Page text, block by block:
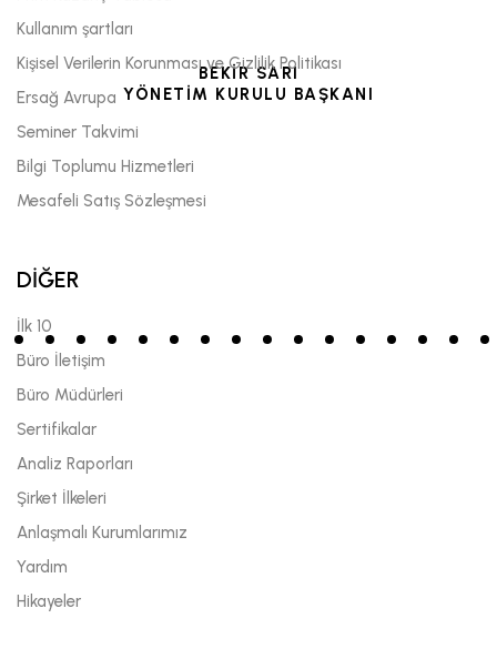
BEKİR SARI
YÖNETİM KURULU BAŞKANI
Kullanım şartları
Kişisel Verilerin Korunması ve Gizlilik Politikası
Ersağ Avrupa
Seminer Takvimi
Bilgi Toplumu Hizmetleri
Mesafeli Satış Sözleşmesi
DİĞER
İlk 10
Büro İletişim
Büro Müdürleri
Sertifikalar
Analiz Raporları
Şirket İlkeleri
Anlaşmalı Kurumlarımız
Yardım
Hikayeler